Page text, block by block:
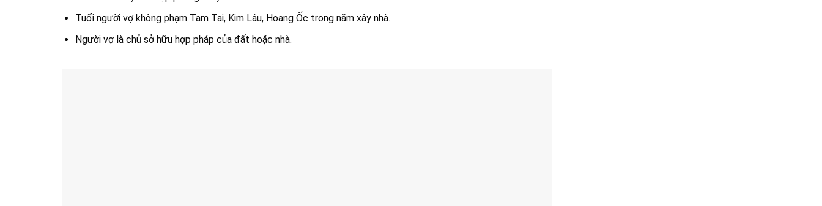
Tuổi người vợ không phạm Tam Tai, Kim Lâu, Hoang Ốc trong năm xây nhà.
Người vợ là chủ sở hữu hợp pháp của đất hoặc nhà.